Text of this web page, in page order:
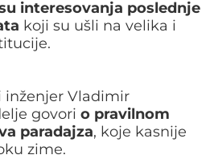
interesovanja poslednje
koji su ušli na velika i
inženjer Vladimir
govori o pravilnom
paradajza, koje kasnije
zime.